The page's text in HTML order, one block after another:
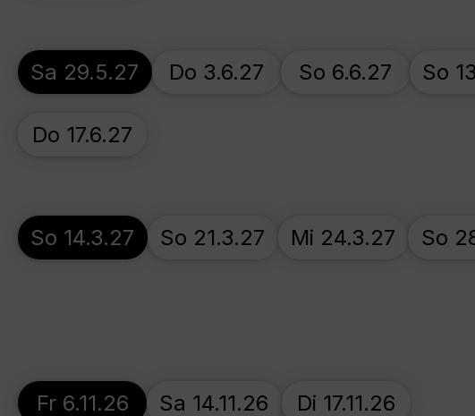
Sa 29.5.27 Do 3.6.27 So 6.6.27 So
Do 17.6.27
So 14.3.27 So 21.3.27 Mi 24.3.27 So
Fr 6.11.26 Sa 14.11.26 Di 17.11.26